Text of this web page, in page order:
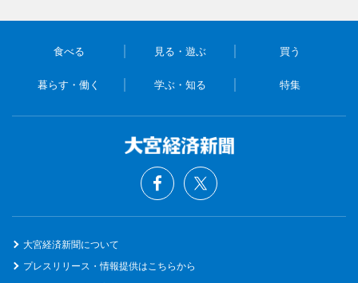
食べる 見る・遊ぶ 買う
暮らす・働く 学ぶ・知る 特集
大宮経済新聞について
プレスリリース・情報提供はこちらから